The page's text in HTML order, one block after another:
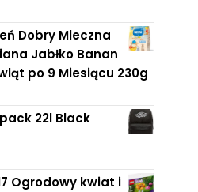
Dobry Mleczna
Jabłko Banan
po 9 Miesiącu 230g
22l Black
Ogrodowy kwiat i